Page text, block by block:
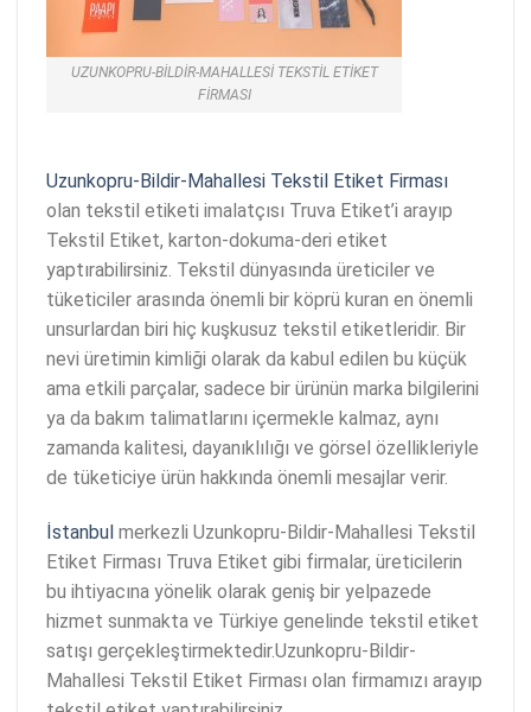
UZUNKOPRU-BILDIR-MAHALLESI TEKSTIL ETIKET
FIRMASI
Uzunkopru-Bildir-Mahallesi Tekstil Etiket Firması
olan tekstil etiketi imalatçısı Truva Etiket’i arayıp
Tekstil Etiket, karton-dokuma-deri etiket
yaptırabilirsiniz. Tekstil dünyasında üreticiler ve
tüketiciler arasında önemli bir köprü kuran en önemli
unsurlardan biri hiç kuşkusuz tekstil etiketleridir. Bir
nevi üretimin kimliği olarak da kabul edilen bu küçük
ama etkili parçalar, sadece bir ürünün marka bilgilerini
ya da bakım talimatlarını içermekle kalmaz, aynı
zamanda kalitesi, dayanıklılığı ve görsel özellikleriyle
de tüketiciye ürün hakkında önemli mesajlar verir.
İstanbul merkezli Uzunkopru-Bildir-Mahallesi Tekstil
Etiket Firması Truva Etiket gibi firmalar, üreticilerin
bu ihtiyacına yönelik olarak geniş bir yelpazede
hizmet sunmakta ve Türkiye genelinde tekstil etiket
satışı gerçekleştirmektedir.Uzunkopru-Bildir-
Mahallesi Tekstil Etiket Firması olan firmamızı arayıp